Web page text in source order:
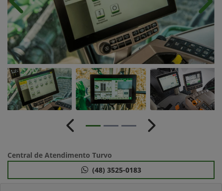
Anterior
Anterior Próximo
Central de Atendimento Turvo
(48) 3525-0183